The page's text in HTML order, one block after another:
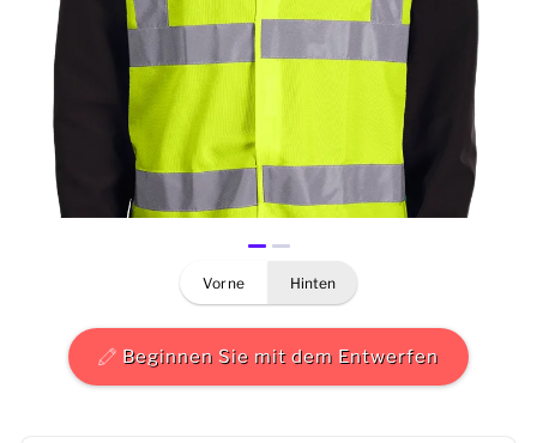
Arbeitskleidung
Fleece & Jacken
Warnschutzkleidung
Herren
Baby
vorne hinten
Beginnen Sie mit dem Entwerfen